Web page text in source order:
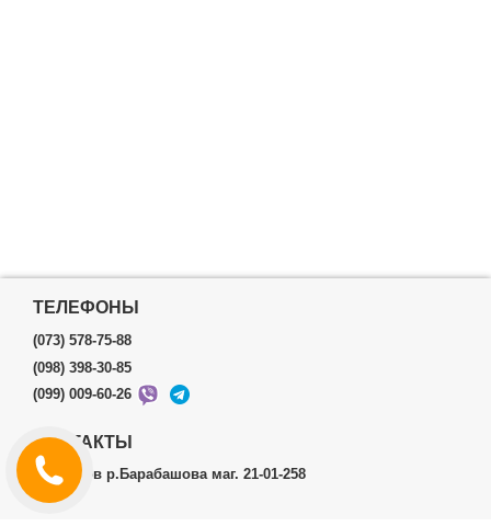
ТЕЛЕФОНЫ
(073) 578-75-88
(098) 398-30-85
(099) 009-60-26
КОНТАКТЫ
г.Харьков р.Барабашова маг. 21-01-258